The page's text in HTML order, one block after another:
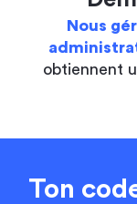
Nous
obtiennent
Ton